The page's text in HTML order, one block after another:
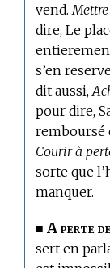
vend.
dire, Le
s’en
dit aussi,
pour dire,
remboursé
Courir à
sorte que
manquer.
■A perte
sert en